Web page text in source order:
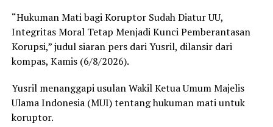
“Hukuman Mati bagi Koruptor Sudah Diatur UU,
Integritas Moral Tetap Menjadi Kunci Pemberantasan
Korupsi,” judul siaran pers dari Yusril, dilansir dari
kompas, Kamis (6/8/2026).
Yusril menanggapi usulan Wakil Ketua Umum Majelis
Ulama Indonesia (MUI) tentang hukuman mati untuk
koruptor.